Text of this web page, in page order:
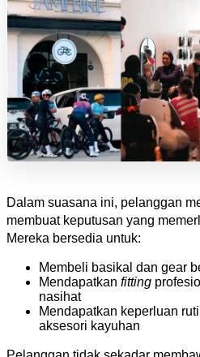
Dalam suasana ini, pelanggan
membuat keputusan yang
Mereka bersedia untuk:
Membeli basikal dan gear
Mendapatkan fitting
nasihat
Mendapatkan keperluan
aksesori kayuhan